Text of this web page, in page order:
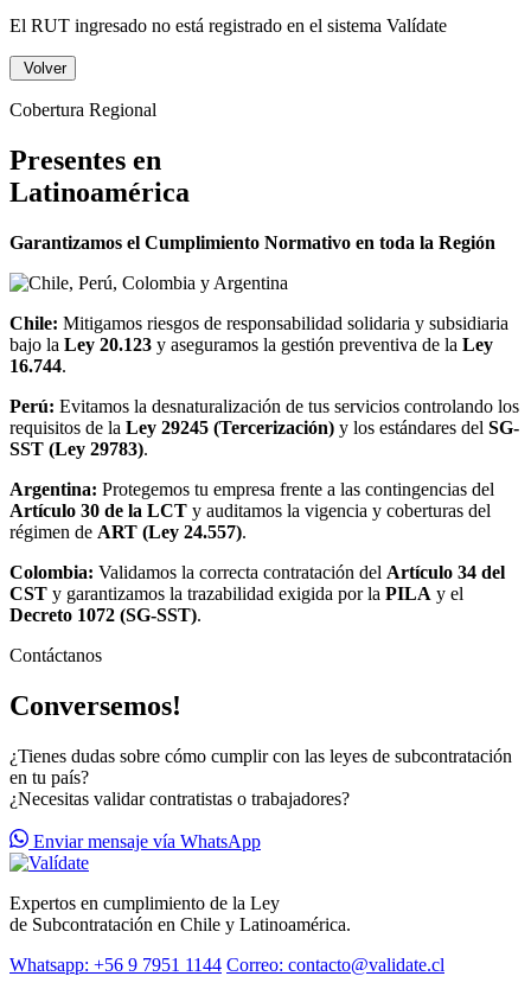
El RUT ingresado no está registrado en el sistema Valídate
Volver
Cobertura Regional
Presentes en
Latinoamérica
Garantizamos el Cumplimiento Normativo en toda la Región
Chile: Mitigamos riesgos de responsabilidad solidaria y subsidiaria
bajo la Ley 20.123 y aseguramos la gestión preventiva de la Ley
16.744.
Perú: Evitamos la desnaturalización de tus servicios controlando los
requisitos de la Ley 29245 (Tercerización) y los estándares del SG-
SST (Ley 29783).
Argentina: Protegemos tu empresa frente a las contingencias del
Artículo 30 de la LCT y auditamos la vigencia y coberturas del
régimen de ART (Ley 24.557).
Colombia: Validamos la correcta contratación del Artículo 34 del
CST y garantizamos la trazabilidad exigida por la PILA y el
Decreto 1072 (SG-SST).
Contáctanos
Conversemos!
¿Tienes dudas sobre cómo cumplir con las leyes de subcontratación
en tu país?
¿Necesitas validar contratistas o trabajadores?
Enviar mensaje vía WhatsApp
Expertos en cumplimiento de la Ley
de Subcontratación en Chile y Latinoamérica.
Whatsapp: +56 9 7951 1144 Correo: contacto@validate.cl